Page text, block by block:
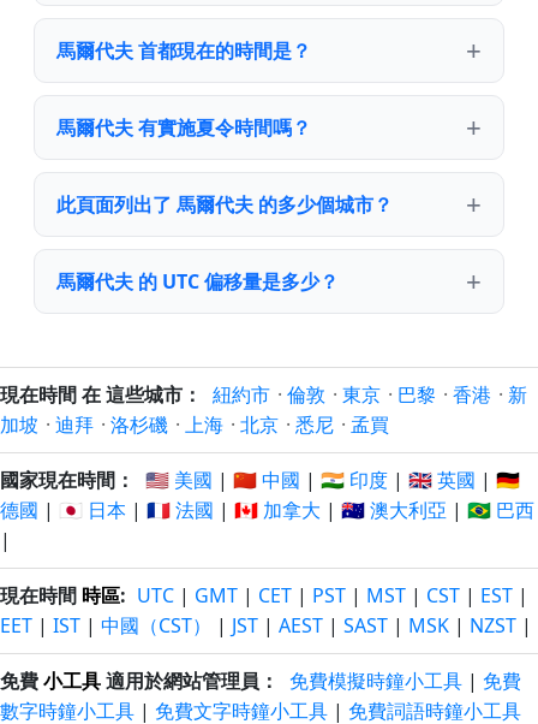
馬爾代夫 首都現在的時間是？
馬爾代夫 有實施夏令時間嗎？
此頁面列出了 馬爾代夫 的多少個城市？
馬爾代夫 的 UTC 偏移量是多少？
現在時間 在 這些城市： 紐約市 · 倫敦 · 東京 · 巴黎 · 香港 · 新
加坡 · 迪拜 · 洛杉磯 · 上海 · 北京 · 悉尼 · 孟買
國家現在時間： 🇺🇸 美國 | 🇨🇳 中國 | 🇮🇳 印度 | 🇬🇧 英國 | 🇩🇪
德國 | 🇯🇵 日本 | 🇫🇷 法國 | 🇨🇦 加拿大 | 🇦🇺 澳大利亞 | 🇧🇷 巴西
|
現在時間 時區: UTC | GMT | CET | PST | MST | CST | EST |
EET | IST | 中國（CST） | JST | AEST | SAST | MSK | NZST |
免費小工具適用於網站管理員： 免費模擬時鐘小工具 | 免費
數字時鐘小工具 | 免費文字時鐘小工具 | 免費詞語時鐘小工具